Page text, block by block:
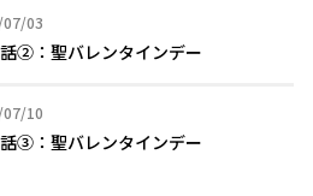
03
07月03日
②：聖バレンタインデー
10
07月10日
③：聖バレンタインデー